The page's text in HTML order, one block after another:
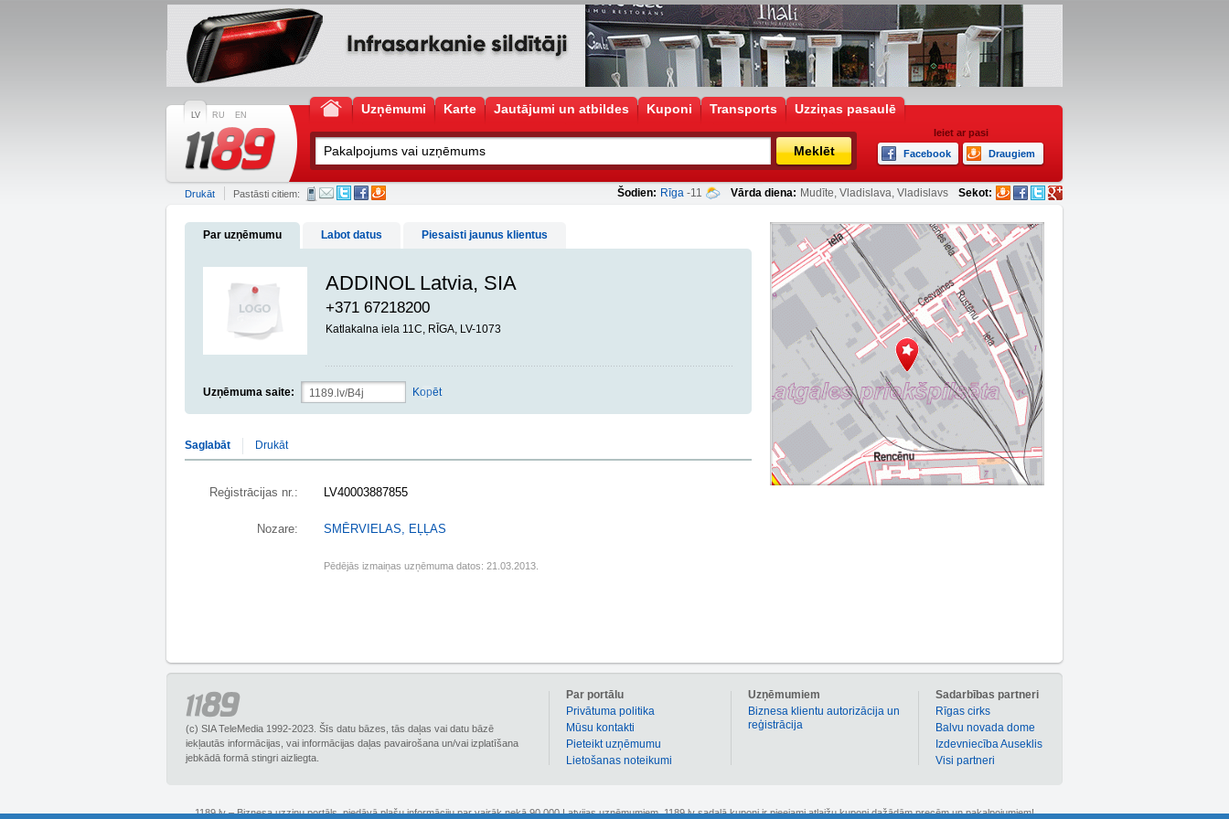
LV RU EN Uzņēmumi Karte Jautājumi un atbildes Kuponi Transports Uzziņas pasaulē
Meklēt
Ieiet ar pasi
Facebook
Draugiem
Šodien: Rīga -11 Vārda diena: Mudīte, Vladislava, Vladislavs Sekot:
Drukāt Pastāsti citiem:
Par uzņēmumu Labot datus Piesaisti jaunus klientus
ADDINOL Latvia, SIA
+371 67218200
Katlakalna iela 11C, RĪGA, LV-1073
Uzņēmuma saite: Kopēt
Saglabāt Drukāt
Reģistrācijas nr.: LV40003887855
Nozare: SMĒRVIELAS, EĻĻAS
Pēdējās izmaiņas uzņēmuma datos: 21.03.2013.
(c) SIA TeleMedia 1992-2023. Šīs datu bāzes, tās daļas vai datu bāzē
iekļautās informācijas, vai informācijas daļas pavairošana un/vai izplatīšana
jebkādā formā stingri aizliegta.
Sadarbības partneri
Rīgas cirks
Balvu novada dome
Izdevniecība Auseklis
Visi partneri
Uzņēmumiem
Biznesa klientu autorizācija un
reģistrācija
Par portālu
Privātuma politika
Mūsu kontakti
Pieteikt uzņēmumu
Lietošanas noteikumi
1189.lv – Biznesa uzziņu portāls, piedāvā plašu informāciju par vairāk nekā 90 000 Latvijas uzņēmumiem. 1189.lv sadaļā kuponi ir pieejami atlaižu kuponi dažādām precēm un pakalpojumiem!